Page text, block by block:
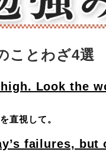
ことわざ4選
Look the
直視して。
failures, but